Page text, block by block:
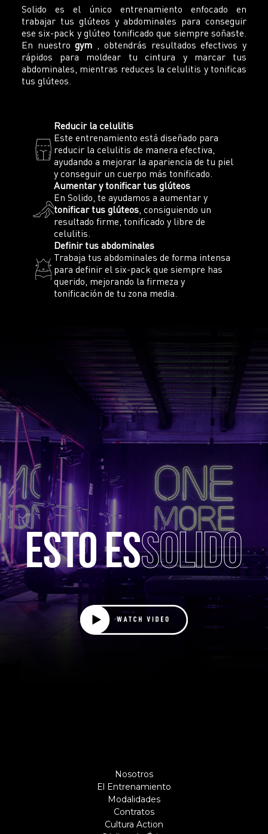
Solido es el único entrenamiento enfocado en
trabajar tus glúteos y abdominales para conseguir
ese six-pack y glúteo tonificado que siempre soñaste.
En nuestrogym
, obtendrás resultados efectivos y
rápidos para moldear tu cintura y marcar tus
abdominales, mientras reduces la celulitis y tonificas
tus glúteos.
Reducir la celulitis
Este entrenamiento está diseñado para
reducir la celulitis de manera efectiva,
ayudando a mejorar la apariencia de tu piel
y conseguir un cuerpo más tonificado.
Aumentar y tonificar tus glúteos
En Solido, te ayudamos a aumentar y
tonificar tus glúteos , consiguiendo un
resultado firme, tonificado y libre de
celulitis.
Definir tus abdominales
Trabaja tus abdominales de forma intensa
para definir el six-pack que siempre has
querido, mejorando la firmeza y
tonificación de tu zona media.
ESTO ESSOLIDO
Nosotros
El Entrenamiento
Modalidades
Contratos
Cultura Action